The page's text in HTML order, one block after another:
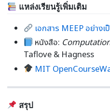
แหล่งเรียนรู้เพิ่มเติม
เอกสาร MEEP อย่างเ
หนังสือ:
Taflove & Hagness
MIT
สรุป